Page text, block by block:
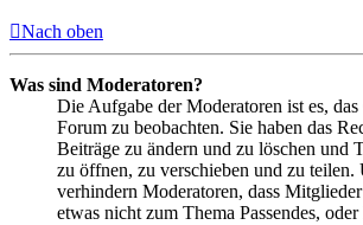
Nach oben
Was sind Moderatoren?
Die Aufgabe der Moderatoren ist es, das
Forum zu beobachten. Sie haben das
Beiträge zu ändern und zu löschen und
zu öffnen, zu verschieben und zu teilen.
verhindern Moderatoren, dass
etwas nicht zum Thema Passendes,